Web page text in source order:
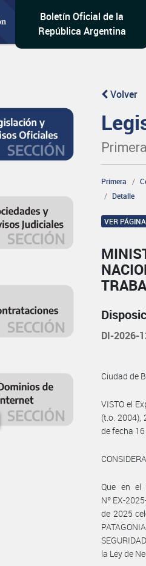
Boletín Oficial de la
República Argentina
Volver
Primera
Detalle
VER
DI-2026-
Ciudad de
VISTO el
(t.o. 2004),
de fecha
Que en el
Nº EX-
de 2025
la Ley de